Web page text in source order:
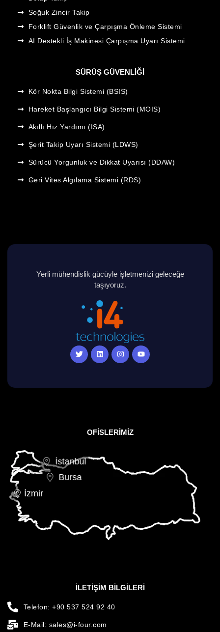
Soğuk Zincir Takip
Forklift Güvenlik ve Çarpışma Önleme Sistemi
AI Destekli İş Makinesi Çarpışma Uyarı Sistemi
SÜRÜŞ GÜVENLIĞI
Kör Nokta Bilgi Sistemi (BSIS)
Hareket Başlangıcı Bilgi Sistemi (MOIS)
Akıllı Hız Yardımı (ISA)
Şerit Takip Uyarı Sistemi (LDWS)
Sürücü Yorgunluk ve Dikkat Uyarısı (DDAW)
Geri Vites Algılama Sistemi (RDS)
Yerli mühendislik gücüyle işletmenizi geleceğe
taşıyoruz.
OFISLERIMIZ
İstanbul
Bursa
İzmir
İLETIŞIM BILGILERI
Telefon: +90 537 524 92 40
E-Mail: sales@i-four.com